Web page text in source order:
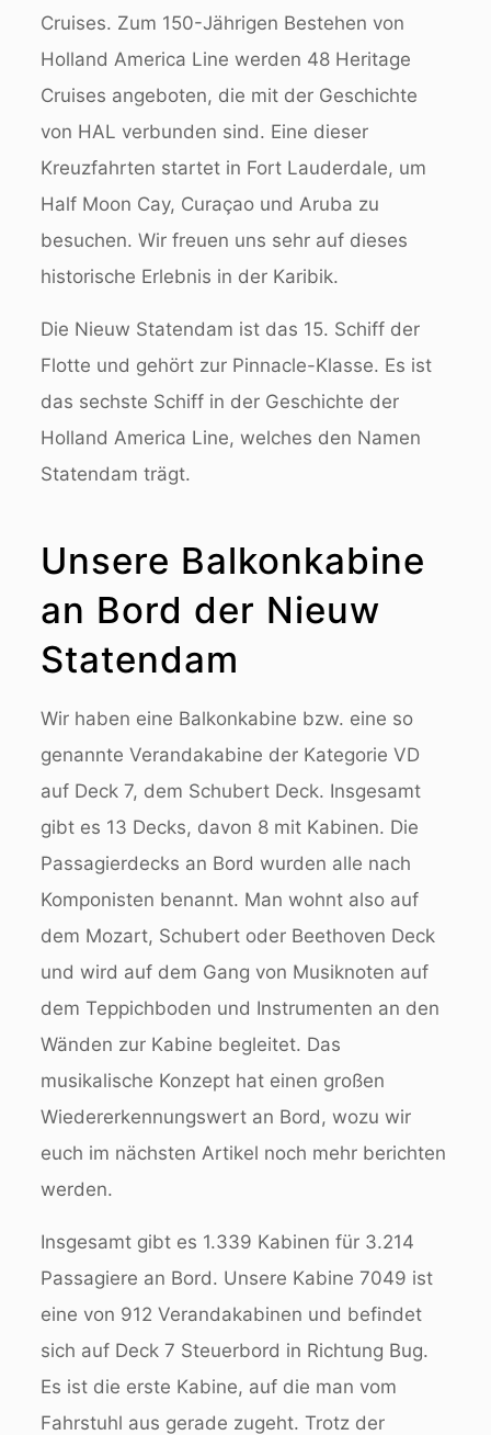
Cruises. Zum 150-Jährigen Bestehen von
Holland America Line werden 48 Heritage
Cruises angeboten, die mit der Geschichte
von HAL verbunden sind. Eine dieser
Kreuzfahrten startet in Fort Lauderdale, um
Half Moon Cay, Curaçao und Aruba zu
besuchen. Wir freuen uns sehr auf dieses
historische Erlebnis in der Karibik.
Die Nieuw Statendam ist das 15. Schiff der
Flotte und gehört zur Pinnacle-Klasse. Es ist
das sechste Schiff in der Geschichte der
Holland America Line, welches den Namen
Statendam trägt.
Unsere Balkonkabine
an Bord der Nieuw
Statendam
Wir haben eine Balkonkabine bzw. eine so
genannte Verandakabine der Kategorie VD
auf Deck 7, dem Schubert Deck. Insgesamt
gibt es 13 Decks, davon 8 mit Kabinen. Die
Passagierdecks an Bord wurden alle nach
Komponisten benannt. Man wohnt also auf
dem Mozart, Schubert oder Beethoven Deck
und wird auf dem Gang von Musiknoten auf
dem Teppichboden und Instrumenten an den
Wänden zur Kabine begleitet. Das
musikalische Konzept hat einen großen
Wiedererkennungswert an Bord, wozu wir
euch im nächsten Artikel noch mehr berichten
werden.
Insgesamt gibt es 1.339 Kabinen für 3.214
Passagiere an Bord. Unsere Kabine 7049 ist
eine von 912 Verandakabinen und befindet
sich auf Deck 7 Steuerbord in Richtung Bug.
Es ist die erste Kabine, auf die man vom
Fahrstuhl aus gerade zugeht. Trotz der